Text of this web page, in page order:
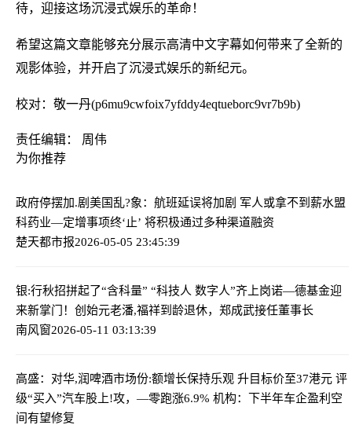
待，迎接这场沉浸式娱乐的革命！
希望这篇文章能够充分展示高清中文字幕如何带来了全新的
观影体验，并开启了沉浸式娱乐的新纪元。
校对：敬一丹(p6mu9cwfoix7yfddy4eqtueborc9vr7b9b)
责任编辑： 周伟
为你推荐
政府停摆加.剧美国乱?象：航班延误将加剧 军人或拿不到薪水盟
科药业—定增事项终‘止’ 将积极通过多种渠道融资
楚天都市报2026-05-05 23:45:39
银:行秋招拼起了“含科量” “科技人 数字人”齐上岗诺—德基金迎
来新掌门！创始元老潘,福祥到龄退休，郑成武接任董事长
南风窗2026-05-11 03:13:39
高盛：对华,润啤酒市场份:额增长保持乐观 升目标价至37港元 评
级“买入”汽车股上!攻，—零跑涨6.9% 机构：下半年车企盈利空
间有望修复